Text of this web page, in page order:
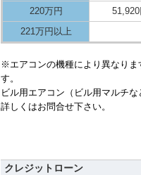
220万円
51,920
221万円以上
※エアコンの機種により異なりま
す。
ビル用エアコン（ビル用マルチ
詳しくはお問合せ下さい。
クレジットローン